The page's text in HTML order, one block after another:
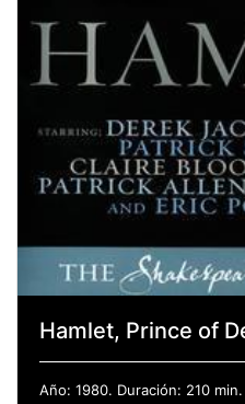
Hamlet, Prince of
Año: 1980. Duración: 210